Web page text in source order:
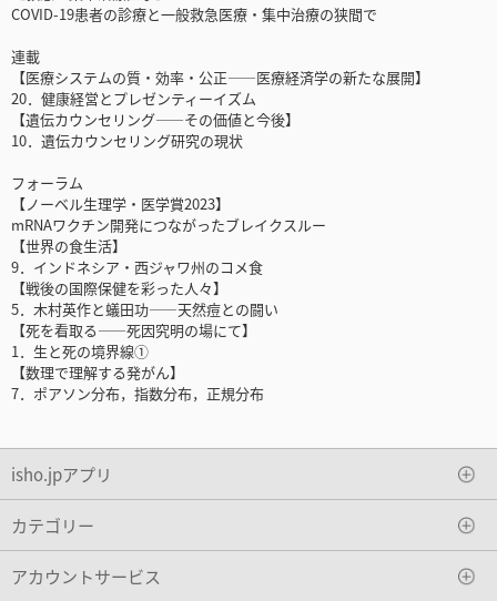
COVID-19患者の診療と一般救急医療・集中治療の狭間で
連載
【医療システムの質・効率・公正――医療経済学の新たな展開】
20．健康経営とプレゼンティーイズム
【遺伝カウンセリング――その価値と今後】
10．遺伝カウンセリング研究の現状
フォーラム
【ノーベル生理学・医学賞2023】
mRNAワクチン開発につながったブレイクスルー
【世界の食生活】
9．インドネシア・西ジャワ州のコメ食
【戦後の国際保健を彩った人々】
5．木村英作と蟻田功――天然痘との闘い
【死を看取る――死因究明の場にて】
1．生と死の境界線①
【数理で理解する発がん】
7．ポアソン分布，指数分布，正規分布
isho.jpアプリ
カテゴリー
アカウントサービス